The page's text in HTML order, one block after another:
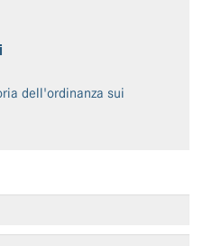
dell'ordinanza sui